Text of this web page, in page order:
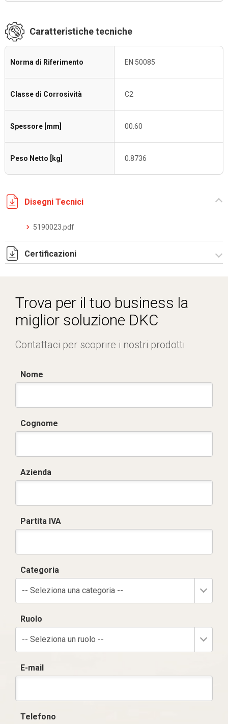
Caratteristiche tecniche
Norma di Riferimento EN 50085
Classe di Corrosività C2
Spessore [mm] 00.60
Peso Netto [kg] 0.8736
Disegni Tecnici
5190023.pdf
Certificazioni
Trova per il tuo business la
miglior soluzione DKC
Contattaci per scoprire i nostri prodotti
Nome
Cognome
Azienda
Partita IVA
Categoria
-- Seleziona una categoria --
Ruolo
-- Seleziona un ruolo --
E-mail
Telefono